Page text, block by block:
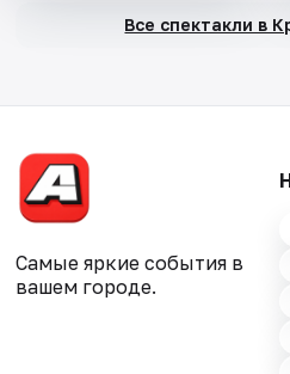
Все спектакли в
Самые яркие события в
вашем городе.